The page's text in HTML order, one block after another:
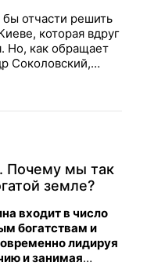
отчасти решить
которая вдруг
Но, как обращает
Соколовский,
а чисто
Почему мы так
земле?
входит в число
богатствам и
лидируя
и занимая